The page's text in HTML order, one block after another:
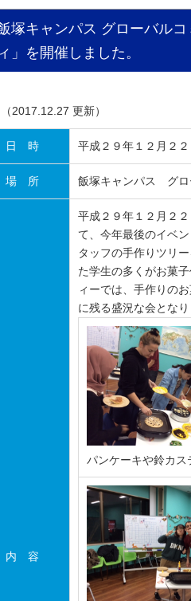
塚キャンパス グローバル
」を開催しました。
（2017.12.27 更新）
日 時 平成２９年１２月２２
場 所 飯塚キャンパス グロ
内 容
平成２９年１２月２
て、今年最後のイベ
タッフの手作りツリ
た学生の多くがお菓
ィーでは、手作りの
に残る盛況な会となり
パンケーキや鈴カス